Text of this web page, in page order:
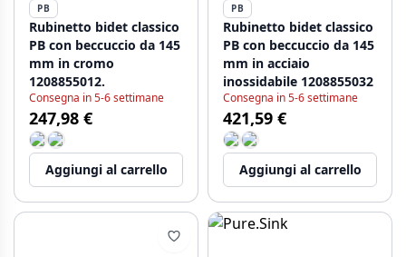
PB
Rubinetto bidet classico
PB con beccuccio da 145
mm in cromo
1208855012.
Consegna in 5-6 settimane
247,98 €
Aggiungi al carrello
PB
Rubinetto bidet classico
PB con beccuccio da 145
mm in acciaio
inossidabile 1208855032
Consegna in 5-6 settimane
421,59 €
Aggiungi al carrello